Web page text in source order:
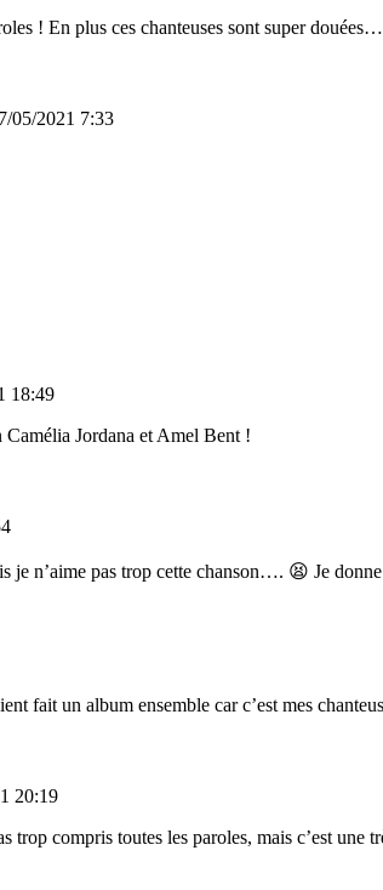
! En plus ces chanteuses sont super
05/2021 7:33
18:49
Jordana et Amel Bent !
je n’aime pas trop cette chanson…. 😫 Je
fait un album ensemble car c’est mes
20:19
trop compris toutes les paroles, mais c’est une